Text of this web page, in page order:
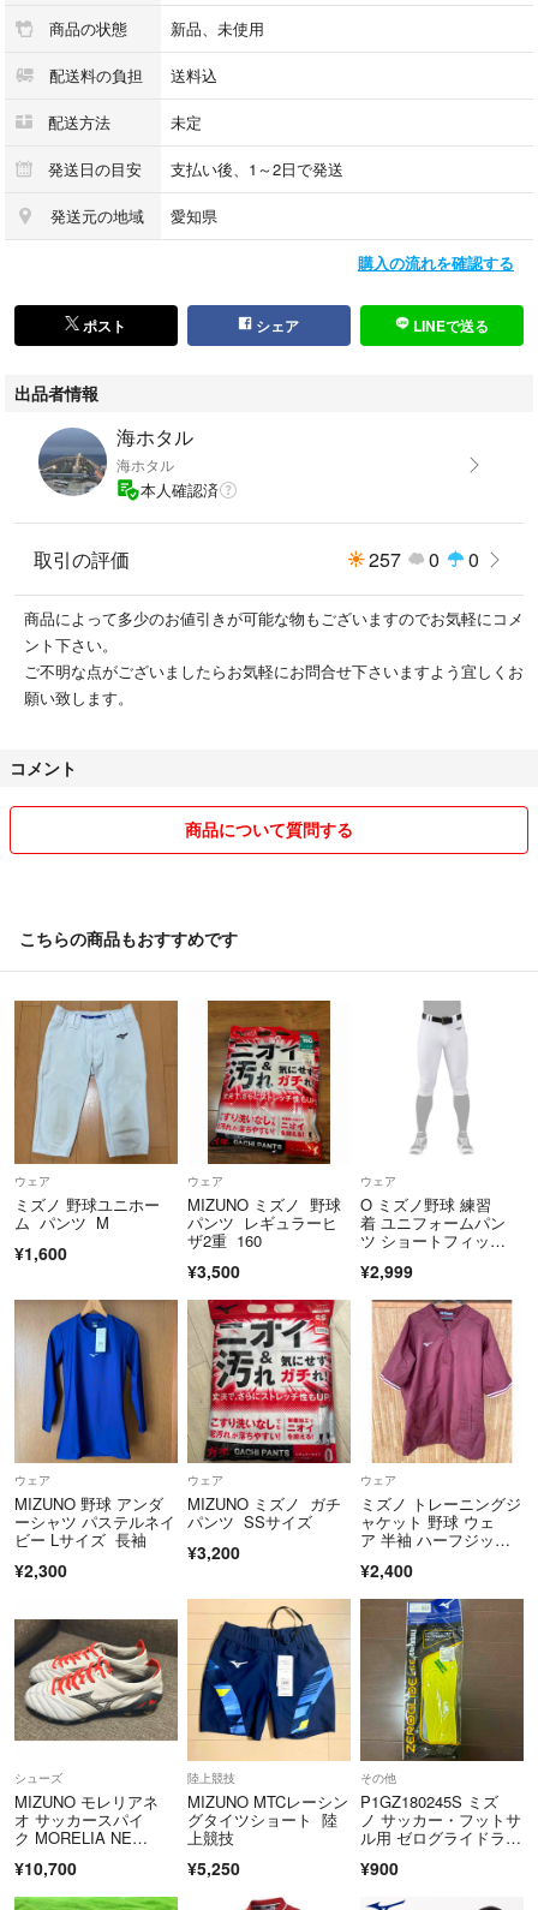
商品の状態 新品、未使用
配送料の負担 送料込
配送方法 未定
発送日の目安 支払い後、1～2日で発送
発送元の地域 愛知県
購入の流れを確認する
ポスト シェア LINEで送る
出品者情報
海ホタル
海ホタル
本人確認済
取引の評価 257 0 0
商品によって多少のお値引きが可能な物もございますのでお気軽にコメ
ント下さい。
ご不明な点がございましたらお気軽にお問合せ下さいますよう宜しくお
願い致します。
コメント
商品について質問する
こちらの商品もおすすめです
ウェア
ミズノ 野球ユニホー
ム パンツ M
¥1,600
ウェア
MIZUNO ミズノ 野球
パンツ レギュラーヒ
ザ2重 160
¥3,500
ウェア
O ミズノ野球 練習
着 ユニフォームパン
ツ ショートフィッ
¥2,999
ウェア
MIZUNO 野球 アンダ
ーシャツ パステルネイ
ビー Lサイズ 長袖
¥2,300
ウェア
MIZUNO ミズノ ガチ
パンツ SSサイズ
¥3,200
ウェア
ミズノ トレーニングジ
ャケット 野球 ウェ
ア 半袖 ハーフジッ
¥2,400
シューズ
MIZUNO モレリアネ
オ サッカースパイ
ク MORELIA NE
¥10,700
陸上競技
MIZUNO MTCレーシン
グタイツショート 陸
上競技
¥5,250
その他
P1GZ180245S ミズ
ノ サッカー・フットサ
ル用 ゼログライドライ
イズ：S 23.0-24.0c
¥900